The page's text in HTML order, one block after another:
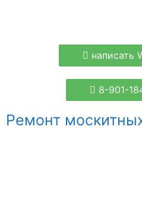
написать
8-901-
Ремонт